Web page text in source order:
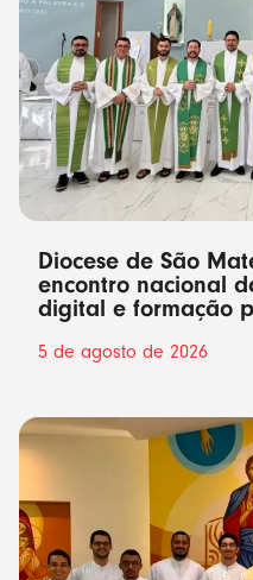
Diocese de São
encontro nacional
digital e formação
5 de agosto de 2026